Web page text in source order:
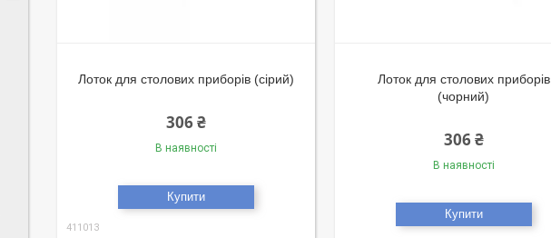
Лоток для столових приборів (сірий)
306 ₴
В наявності
Купити
411013
Лоток для столових приборів
(чорний)
306 ₴
В наявності
Купити